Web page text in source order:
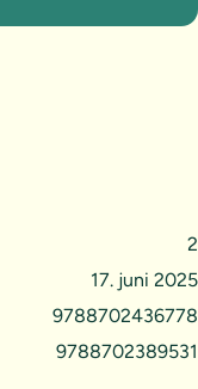
2
17. juni 2025
9788702436778
9788702389531